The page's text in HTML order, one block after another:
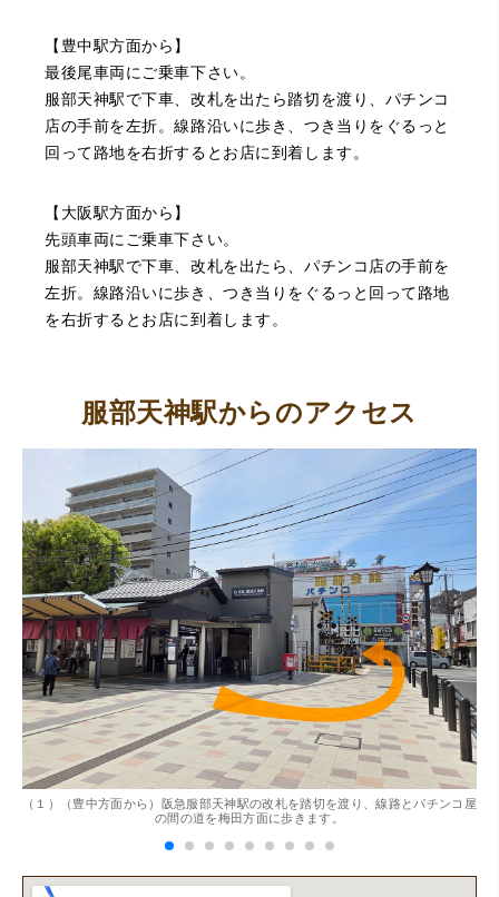
（豊中市西泉丘）初めて利用しましたが、とても親切丁寧
に査定をして頂き思いもよらない価格をいただきました。
正直他店の倍以上で驚きました。また機会があれば利用し
ます。
（大阪府東大阪市）ネットを見て安心できるお店であると
感じて飛び込みで訪問。飛びこみにも関わらず、とても親
切、丁ねいな対応をして頂き、思っていた以上の信用でき
るお店でした。満足いく金額で買い取って頂きました。あ
りがとうございます。
（兵庫県神戸市）別のお店でメール査定した際の1.5倍の金
額を提示いただけたので即決しました。楽器も安心してお
任せできそうです!
【豊中駅方面から】
最後尾車両にご乗車下さい。
服部天神駅で下車、改札を出たら踏切を渡り、パチンコ
店の手前を左折。線路沿いに歩き、つき当りをぐるっと
回って路地を右折するとお店に到着します。
【大阪駅方面から】
先頭車両にご乗車下さい。
服部天神駅で下車、改札を出たら、パチンコ店の手前を
左折。線路沿いに歩き、つき当りをぐるっと回って路地
を右折するとお店に到着します。
服部天神駅からのアクセス
（１）（豊中方面から）阪急服部天神駅の改札を踏切を渡り、線路とパチンコ屋
の間の道を梅田方面に歩きます。